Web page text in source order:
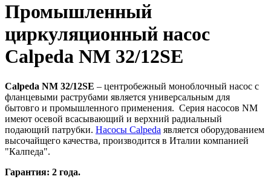
Промышленный
циркуляционный насос
Calpeda NM 32/12SE
Calpeda NM 32/12SE – центробежный моноблочный насос с
фланцевыми раструбами является универсальным для
бытовго и промышленного применения. Серия насосов NM
имеют осевой всасывающий и верхний радиальный
подающий патрубки. Насосы Calpeda является оборудованием
высочайщего качества, производится в Италии компанией
"Калпеда".
Гарантия: 2 года.